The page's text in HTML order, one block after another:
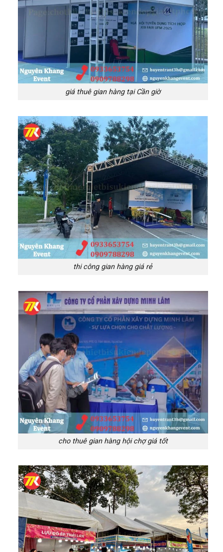
giá thuê gian hàng tại Cần giờ
thi công gian hàng giá rẻ
cho thuê gian hàng hội chợ giá tốt